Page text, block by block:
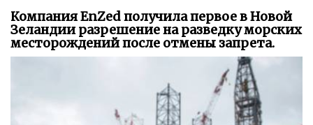
Компания EnZed получила первое в Новой
Зеландии разрешение на разведку морских
месторождений после отмены запрета.